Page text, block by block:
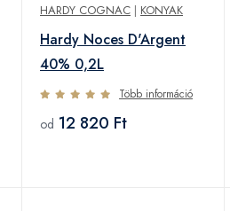
HARDY COGNAC | KONYAK
Hardy Noces D'Argent
40% 0,2L
Több információ
od 12 820 Ft